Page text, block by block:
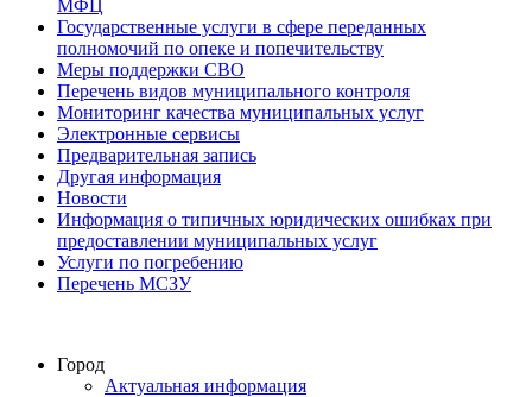
МФЦ
Государственные услуги в сфере переданных
полномочий по опеке и попечительству
Меры поддержки СВО
Перечень видов муниципального контроля
Мониторинг качества муниципальных услуг
Электронные сервисы
Предварительная запись
Другая информация
Новости
Информация о типичных юридических ошибках при
предоставлении муниципальных услуг
Услуги по погребению
Перечень МСЗУ
Город
Актуальная информация